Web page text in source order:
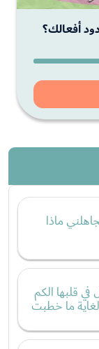
أفعالك؟
ماذا
قلبها الكم
ما خطبت